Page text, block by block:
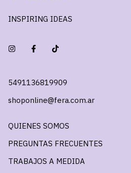
INSPIRING IDEAS
5491136819909
shoponline@fera.com.ar
QUIENES SOMOS
PREGUNTAS FRECUENTES
TRABAJOS A MEDIDA